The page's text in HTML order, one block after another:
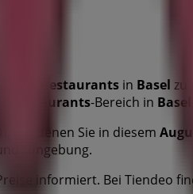
Restaurants in Basel zu
Restaurants-Bereich in Basel
mit denen Sie in diesem
Umgebung.
informiert. Bei Tiendeo